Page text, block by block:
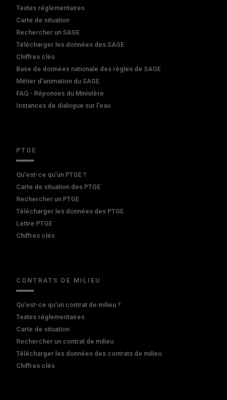
Textes réglementaires
Carte de situation
Rechercher un SAGE
Télécharger les données des SAGE
Chiffres clés
Base de données nationale des règles de SAGE
Métier d'animation du SAGE
FAQ - Réponses du Ministère
Instances de dialogue sur l'eau
PTGE
Qu’est-ce qu’un PTGE ?
Carte de situation des PTGE
Rechercher un PTGE
Télécharger les données des PTGE
Lettre PTGE
Chiffres clés
CONTRATS DE MILIEU
Qu'est-ce qu'un contrat de milieu ?
Textes réglementaires
Carte de situation
Rechercher un contrat de milieu
Télécharger les données des contrats de milieu
Chiffres clés